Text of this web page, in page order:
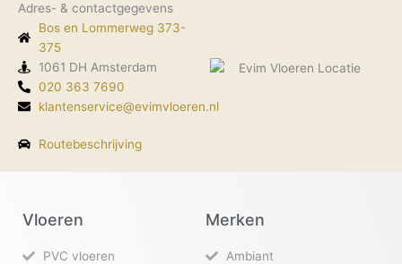
b
o
f
a
g
r
m
e
d
i
o
k
Adres- & contactgegevens
Bos en Lommerweg 373-
375
1061 DH Amsterdam
020 363 7690
klantenservice@evimvloeren.nl
Routebeschrijving
Vloeren
PVC vloeren
Merken
Ambiant